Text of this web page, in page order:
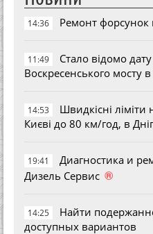
14:36 Ремонт форсунок
11:49
Стало відомо
Воскресенського мосту в
14:53
Швидкісні
Києві до 80 км/год, в
19:41
Диагностика и
Дизель Сервис ®
14:25
Найти
доступных вариантов